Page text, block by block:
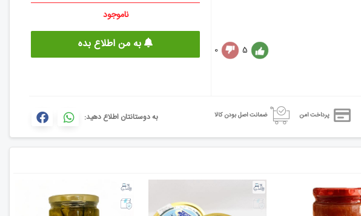
5
0
ناموجود
به من اطلاع بده
پرداخت امن ضمانت اصل بودن کالا به دوستانتان اطلاع دهید: